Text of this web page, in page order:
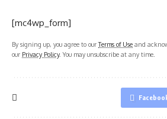
[mc4wp_form]
By signing up, you agree to ourTerms of Use and
our Privacy Policy. You may unsubscribe at any time.